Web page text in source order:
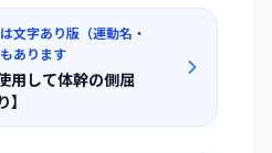
文字あり版（運動名・
あります
用して体幹の側屈
】